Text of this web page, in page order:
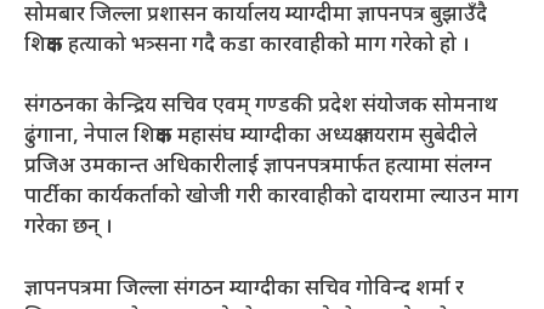
सोमबार जिल्ला प्रशासन कार्यालय म्याग्दीमा ज्ञापनपत्र बुझाउँदै
शिक्षक हत्याको भत्र्सना गदै कडा कारवाहीको माग गरेको हो ।
संगठनका केन्द्रिय सचिव एवम् गण्डकी प्रदेश संयोजक सोमनाथ
ढुंगाना, नेपाल शिक्षक महासंघ म्याग्दीका अध्यक्ष जयराम सुबेदीले
प्रजिअ उमकान्त अधिकारीलाई ज्ञापनपत्रमार्फत हत्यामा संलग्न
पार्टीका कार्यकर्ताको खोजी गरी कारवाहीको दायरामा ल्याउन माग
गरेका छन् ।
ज्ञापनपत्रमा जिल्ला संगठन म्याग्दीका सचिव गोविन्द शर्मा र